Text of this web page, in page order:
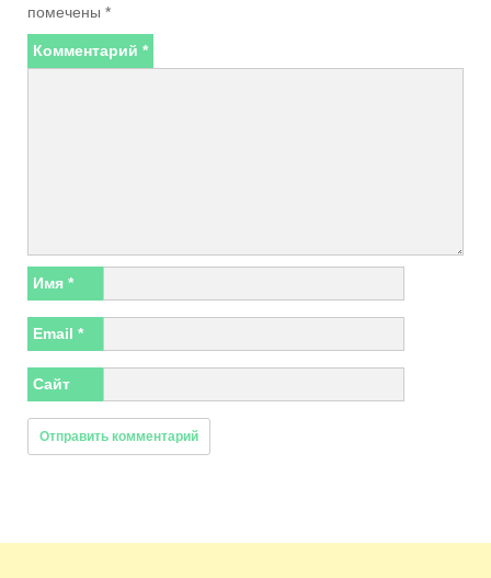
помечены *
Комментарий *
Имя *
Email *
Сайт